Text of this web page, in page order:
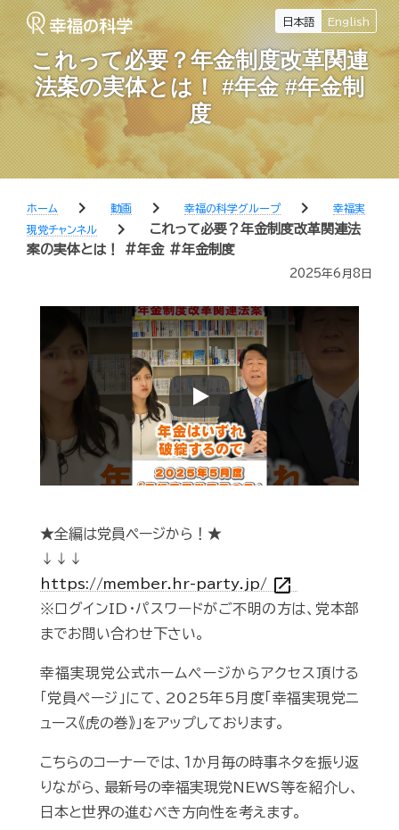
日本語 English
これって必要？年金制度改革関連
法案の実体とは！ #年金 #年金制
度
ホーム chevron_right 動画 chevron_right 幸福の科学グループ chevron_right
幸福実
現党チャンネル
chevron_right
これって必要？年金制度改革関連法
案の実体とは！ #年金 #年金制度
2025年6月8日
Play
★全編は党員ページから！★
↓↓↓
https://member.hr-party.jp/ open_in_new
※ログインID・パスワードがご不明の方は、党本部
までお問い合わせ下さい。
幸福実現党公式ホームページからアクセス頂ける
「党員ページ」にて、2025年5月度「幸福実現党ニ
ュース《虎の巻》」をアップしております。
こちらのコーナーでは、１か月毎の時事ネタを振り返
りながら、最新号の幸福実現党NEWS等を紹介し、
日本と世界の進むべき方向性を考えます。